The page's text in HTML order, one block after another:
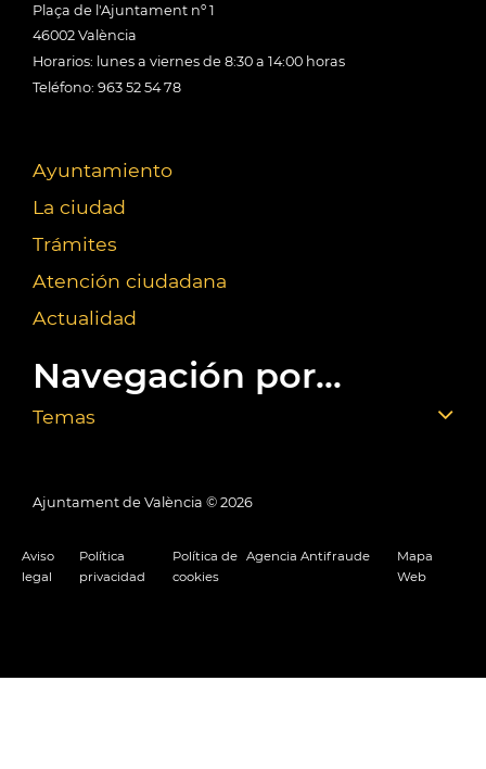
Plaça de l'Ajuntament nº 1
46002 València
Horarios: lunes a viernes de 8:30 a 14:00 horas
Teléfono: 963 52 54 78
Ayuntamiento
La ciudad
Trámites
Atención ciudadana
Actualidad
Navegación por...
Temas
Ajuntament de València © 2026
Aviso
legal
Política
privacidad
Política de
cookies
Agencia Antifraude
Mapa
Web